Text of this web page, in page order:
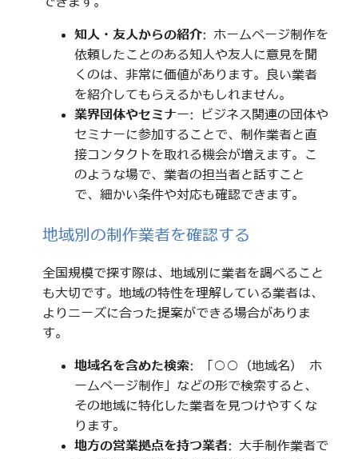
知人・友人からの紹介: ホームページ制作を
依頼したことのある知人や友人に意見を聞
くのは、非常に価値があります。良い業者
を紹介してもらえるかもしれません。
業界団体やセミナー: ビジネス関連の団体や
セミナーに参加することで、制作業者と直
接コンタクトを取れる機会が増えます。こ
のような場で、業者の担当者と話すこと
で、細かい条件や対応も確認できます。
地域別の制作業者を確認する
全国規模で探す際は、地域別に業者を調べること
も大切です。地域の特性を理解している業者は、
よりニーズに合った提案ができる場合がありま
す。
地域名を含めた検索: 「○○（地域名） ホ
ームページ制作」などの形で検索すると、
その地域に特化した業者を見つけやすくな
ります。
地方の営業拠点を持つ業者: 大手制作業者で